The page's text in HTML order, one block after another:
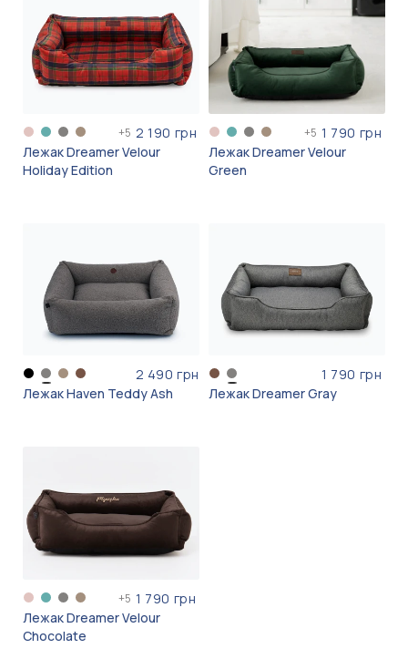
+5 2 190 грн
Лежак Dreamer Velour
Holiday Edition
+5 1 790 грн
Лежак Dreamer Velour
Green
2 490 грн
Лежак Haven Teddy Ash
1 790 грн
Лежак Dreamer Gray
+5 1 790 грн
Лежак Dreamer Velour
Chocolate